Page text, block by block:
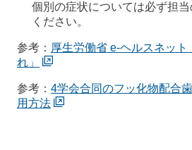
個別の症状については必ず担
ください。
参考： 厚生労働省 e-ヘルスネッ
れ」
参考： 4学会合同のフッ化物配合
用方法